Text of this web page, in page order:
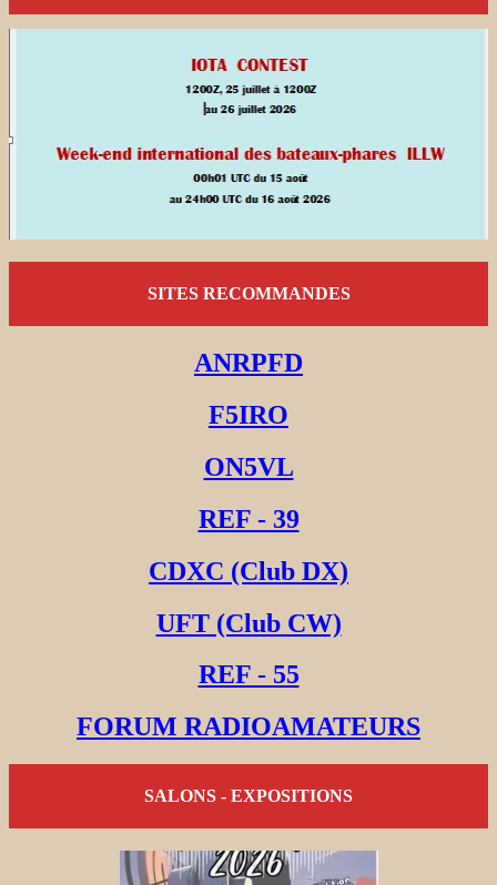
SITES RECOMMANDES
ANRPFD
F5IRO
ON5VL
REF - 39
CDXC (Club DX)
UFT (Club CW)
REF - 55
FORUM RADIOAMATEURS
SALONS - EXPOSITIONS